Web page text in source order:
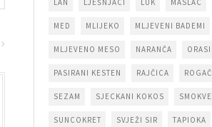
MED MLIJEKO MLJEVENI BADEMI
MLJEVENO MESO NARANČA ORASI
PASIRANI KESTEN RAJČICA ROGAČ
SEZAM SJECKANI KOKOS SMOKVE
SUNCOKRET SVJEŽI SIR TAPIOKA